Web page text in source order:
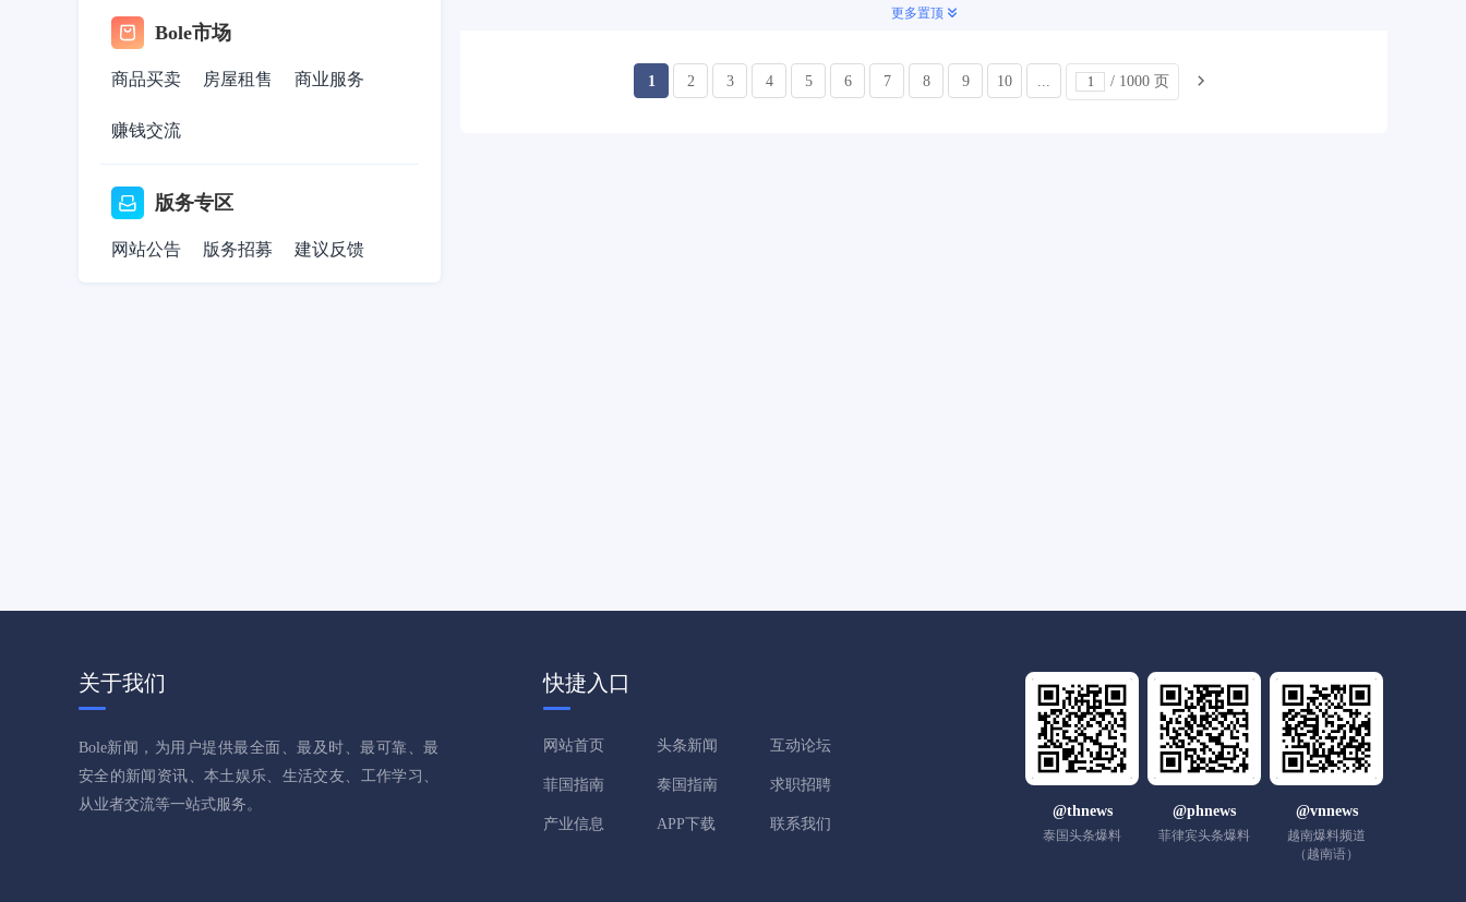
Bole市场
商品买卖 房屋租售 商业服务
赚钱交流
版务专区
网站公告 版务招募 建议反馈
更多置顶
1 2 3 4 5 6 7 8 9 10 ... / 1000 页
关于我们
Bole新闻，为用户提供最全面、最及时、最可靠、最
安全的新闻资讯、本土娱乐、生活交友、工作学习、
从业者交流等一站式服务。
快捷入口
网站首页 头条新闻 互动论坛
菲国指南 泰国指南 求职招聘
产业信息 APP下载 联系我们
@thnews
泰国头条爆料
@phnews
菲律宾头条爆料
@vnnews
越南爆料频道
（越南语）